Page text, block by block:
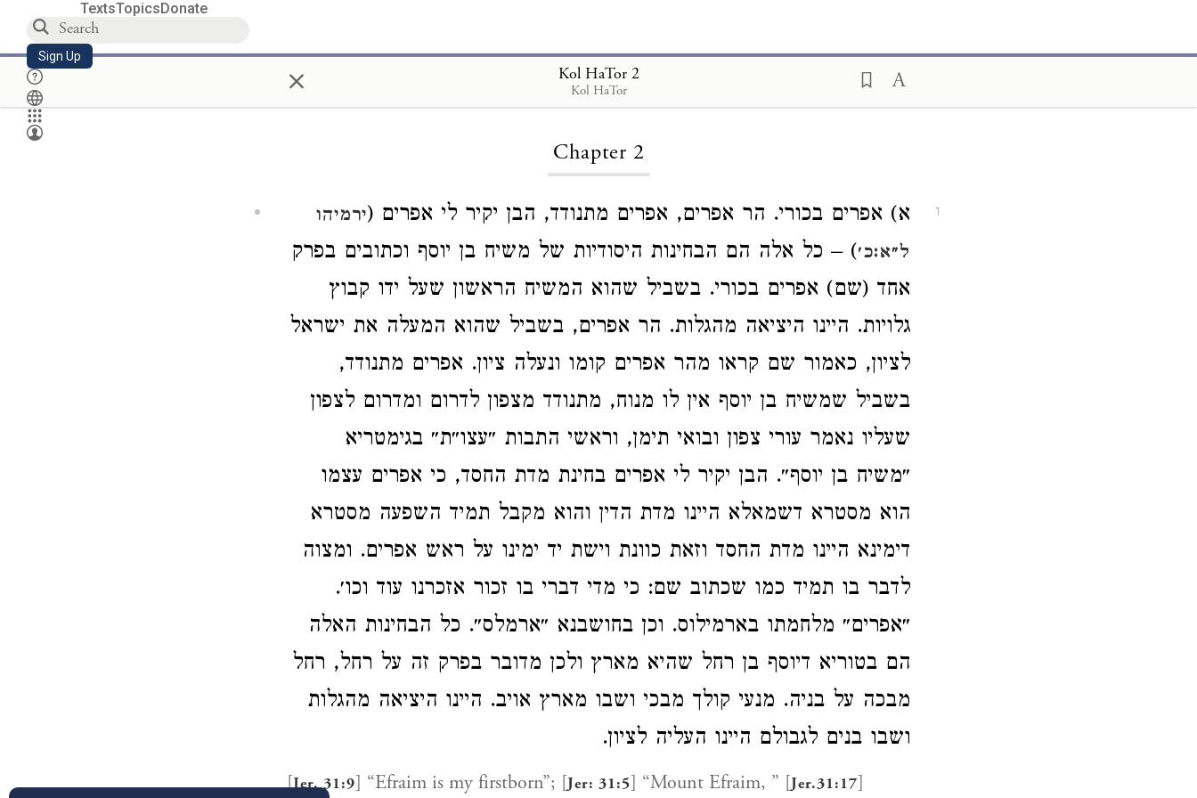
TextsTopicsDonate
Sign Up × Kol HaTor 2
Kol HaTor
Loading...
Chapter 2
1 א) אפרים בכורי. הר אפרים, אפרים מתנודד, הבן יקיר לי אפרים (ירמיהו
ל״א:כ׳) – כל אלה הם הבחינות היסודיות של משיח בן יוסף וכתובים בפרק
אחד (שם) אפרים בכורי. בשביל שהוא המשיח הראשון שעל ידו קבוץ
גלויות. היינו היציאה מהגלות. הר אפרים, בשביל שהוא המעלה את ישראל
לציון, כאמור שם קראו מהר אפרים קומו ונעלה ציון. אפרים מתנודד,
בשביל שמשיח בן יוסף אין לו מנוח, מתנודד מצפון לדרום ומדרום לצפון
שעליו נאמר עורי צפון ובואי תימן, וראשי התבות ״עצו״ת״ בגימטריא
״משיח בן יוסף״. הבן יקיר לי אפרים בחינת מדת החסד, כי אפרים עצמו
הוא מסטרא דשמאלא היינו מדת הדין והוא מקבל תמיד השפעה מסטרא
דימינא היינו מדת החסד וזאת כוונת וישת יד ימינו על ראש אפרים. ומצוה
לדבר בו תמיד כמו שכתוב שם: כי מדי דברי בו זכור אזכרנו עוד וכו׳.
״אפרים״ מלחמתו בארמילוס. וכן בחושבנא ״ארמלס״. כל הבחינות האלה
הם בטוריא דיוסף בן רחל שהיא מארץ ולכן מדובר בפרק זה על רחל, רחל
מבכה על בניה. מנעי קולך מבכי ושבו מארץ אויב. היינו היציאה מהגלות
ושבו בנים לגבולם היינו העליה לציון.
[Jer. 31:9] “Efraim is my firstborn”; [Jer: 31:5] “Mount Efraim, ” [Jer.31:17]